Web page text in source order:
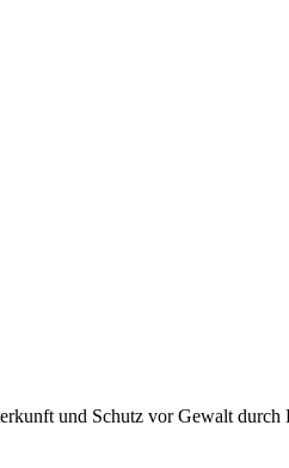
und Schutz vor Gewalt durch